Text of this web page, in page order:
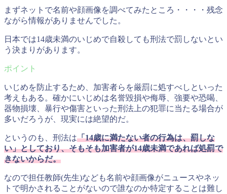
まずネットで名前や顔画像を調べてみたところ・・・・残念
ながら情報がありませんでした。
日本では14歳未満のいじめで自殺しても刑法で罰しないとい
う決まりがあります。
いじめを防止するため、加害者らを厳罰に処すべしといった
考えもある。確かにいじめは名誉毀損や侮辱、強要や恐喝、
器物損壊、暴行や傷害といった刑法上の犯罪に当たる場合が
多いだろうが、現実には絶望的だ。
というのも、刑法は「14歳に満たない者の行為は、罰しな
い」としており、そもそも加害者が14歳未満であれば処罰で
きないからだ。
なので担任教師(先生)なども名前や顔画像がニュースやネッ
トで明かされることがないので誰なのか特定することは難し